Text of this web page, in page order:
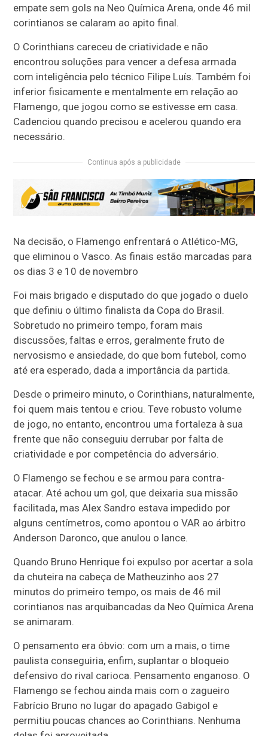
empate sem gols na Neo Química Arena, onde 46 mil
corintianos se calaram ao apito final.
O Corinthians careceu de criatividade e não
encontrou soluções para vencer a defesa armada
com inteligência pelo técnico Filipe Luís. Também foi
inferior fisicamente e mentalmente em relação ao
Flamengo, que jogou como se estivesse em casa.
Cadenciou quando precisou e acelerou quando era
necessário.
Continua após a publicidade
Na decisão, o Flamengo enfrentará o Atlético-MG,
que eliminou o Vasco. As finais estão marcadas para
os dias 3 e 10 de novembro
Foi mais brigado e disputado do que jogado o duelo
que definiu o último finalista da Copa do Brasil.
Sobretudo no primeiro tempo, foram mais
discussões, faltas e erros, geralmente fruto de
nervosismo e ansiedade, do que bom futebol, como
até era esperado, dada a importância da partida.
Desde o primeiro minuto, o Corinthians, naturalmente,
foi quem mais tentou e criou. Teve robusto volume
de jogo, no entanto, encontrou uma fortaleza à sua
frente que não conseguiu derrubar por falta de
criatividade e por competência do adversário.
O Flamengo se fechou e se armou para contra-
atacar. Até achou um gol, que deixaria sua missão
facilitada, mas Alex Sandro estava impedido por
alguns centímetros, como apontou o VAR ao árbitro
Anderson Daronco, que anulou o lance.
Quando Bruno Henrique foi expulso por acertar a sola
da chuteira na cabeça de Matheuzinho aos 27
minutos do primeiro tempo, os mais de 46 mil
corintianos nas arquibancadas da Neo Química Arena
se animaram.
O pensamento era óbvio: com um a mais, o time
paulista conseguiria, enfim, suplantar o bloqueio
defensivo do rival carioca. Pensamento enganoso. O
Flamengo se fechou ainda mais com o zagueiro
Fabrício Bruno no lugar do apagado Gabigol e
permitiu poucas chances ao Corinthians. Nenhuma